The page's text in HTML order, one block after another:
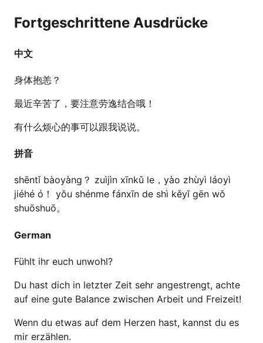
Fortgeschrittene Ausdrücke
中文
身体抱恙？
最近辛苦了，要注意劳逸结合哦！
有什么烦心的事可以跟我说说。
拼音
shēntǐ bàoyàng？ zuìjìn xīnkǔ le，yào zhùyì láoyì
jiéhé ó！ yǒu shénme fánxīn de shì kěyǐ gēn wǒ
shuōshuō。
German
Fühlt ihr euch unwohl?
Du hast dich in letzter Zeit sehr angestrengt, achte
auf eine gute Balance zwischen Arbeit und Freizeit!
Wenn du etwas auf dem Herzen hast, kannst du es
mir erzählen.